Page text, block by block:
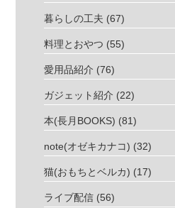
暮らしの工夫 (67)
料理とおやつ (55)
愛用品紹介 (76)
ガジェット紹介 (22)
本(長月BOOKS) (81)
note(オゼキカナコ) (32)
猫(おもちとベルカ) (17)
ライブ配信 (56)